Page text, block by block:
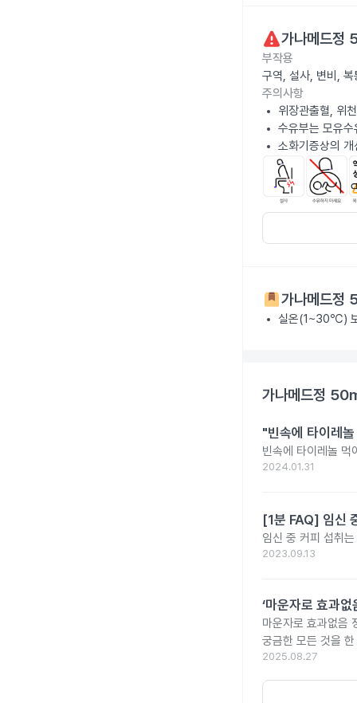
가나메드정
부작용
구역, 설사, 변비,
주의사항
위장관출혈, 위
수유부는 모유
소화기증상의
가나메드정
실온(1~30℃)
가나메드정
"빈속에 타이레
빈속에 타이레놀 먹
2024.01.31
[1분 FAQ] 임신
임신 중 커피 섭취
2023.09.13
‘마운자로 효과
마운자로 효과없음
궁금한 모든 것을
2025.08.27